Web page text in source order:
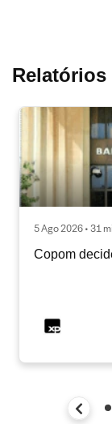
5 Ago 2026 • 31
Copom